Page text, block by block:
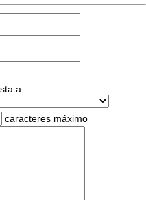
a...
caracteres máximo